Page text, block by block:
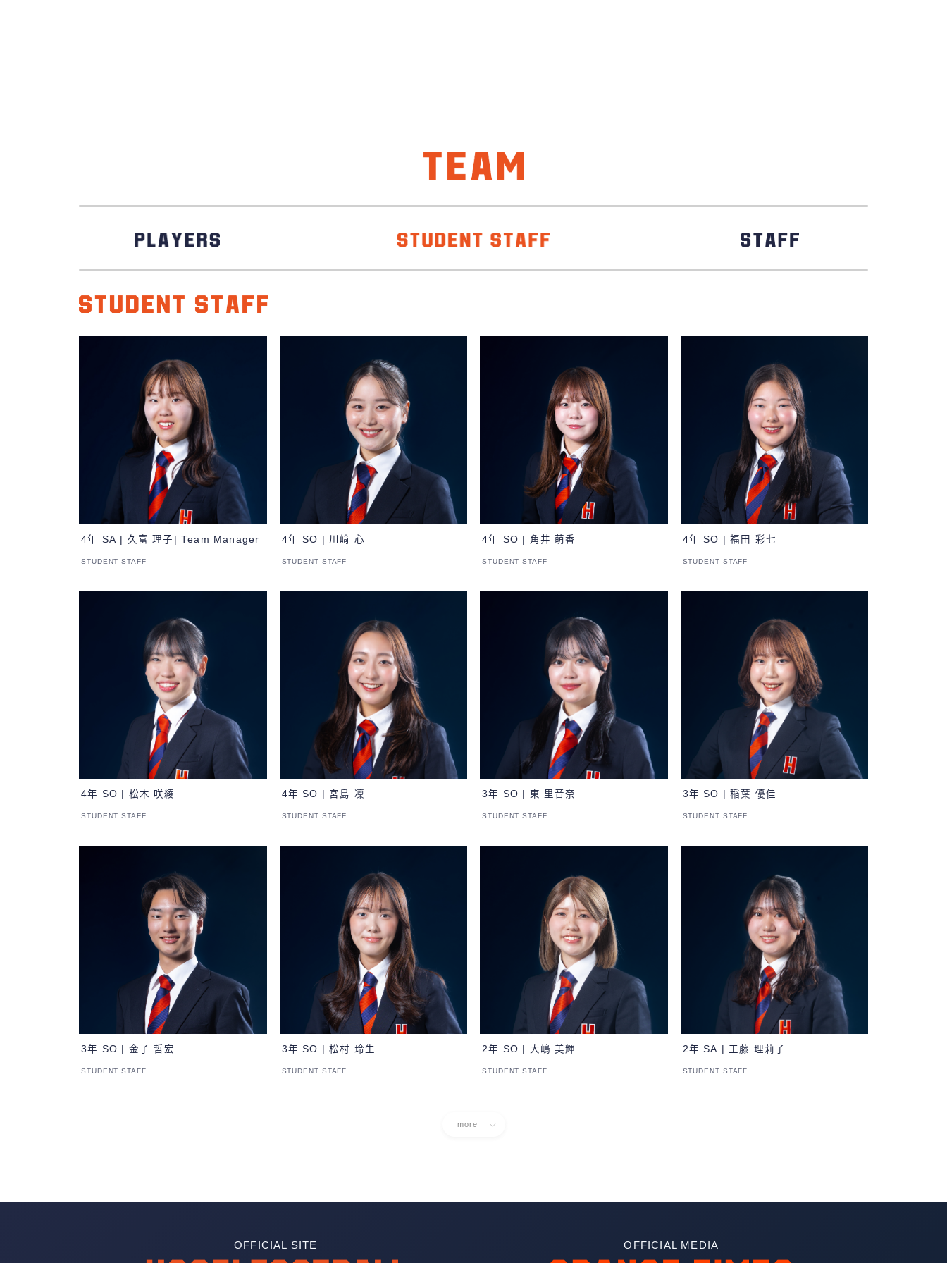
4年 SA | 久富 理子| Team Manager
STUDENT STAFF
4年 SO | 川﨑 心
STUDENT STAFF
4年 SO | 角井 萌香
STUDENT STAFF
4年 SO | 福田 彩七
STUDENT STAFF
4年 SO | 松木 咲綾
STUDENT STAFF
4年 SO | 宮島 凜
STUDENT STAFF
3年 SO | 東 里音奈
STUDENT STAFF
3年 SO | 稲葉 優佳
STUDENT STAFF
3年 SO | 金子 哲宏
STUDENT STAFF
3年 SO | 松村 玲生
STUDENT STAFF
2年 SO | 大嶋 美輝
STUDENT STAFF
2年 SA | 工藤 理莉子
STUDENT STAFF
more
OFFICIAL SITE OFFICIAL MEDIA